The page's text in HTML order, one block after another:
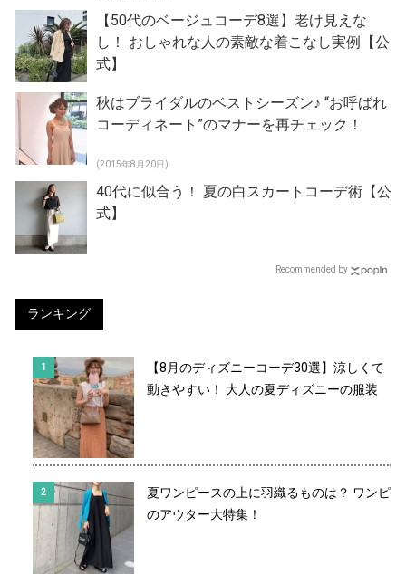
【50代のベージュコーデ8選】老け見えな
し！ おしゃれな人の素敵な着こなし実例【公
式】
秋はブライダルのベストシーズン♪ “お呼ばれ
コーディネート”のマナーを再チェック！
(2015年8月20日)
40代に似合う！ 夏の白スカートコーデ術【公
式】
Recommended by
ランキング
【8月のディズニーコーデ30選】涼しくて
動きやすい！ 大人の夏ディズニーの服装
夏ワンピースの上に羽織るものは？ ワンピ
のアウター大特集！